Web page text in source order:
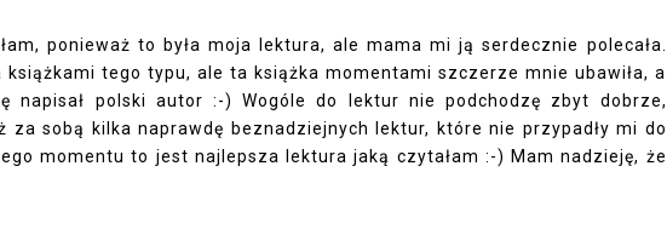
ponieważ to była moja lektura, ale mama mi ją serdecznie polecała.
książkami tego typu, ale ta książka momentami szczerze mnie ubawiła, a
napisał polski autor :-) Wogóle do lektur nie podchodzę zbyt dobrze,
za sobą kilka naprawdę beznadziejnych lektur, które nie przypadły mi do
momentu to jest najlepsza lektura jaką czytałam :-) Mam nadzieję, że